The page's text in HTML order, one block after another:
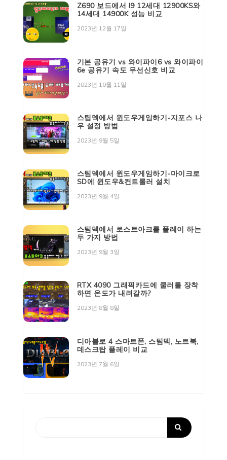
Z690 보드에서 I9 12세대 12900KS와
14세대 14900K 성능 비교
2023년 12월 17일
기본 공유기 vs 와이파이6 vs 와이파이
6e 공유기 속도 무선신호 비교
2023년 10월 11일
스팀덱에서 윈도우게임하기-지포스 나
우 설정 방법
2023년 9월 5일
스팀덱에서 윈도우게임하기-마이크로
SD에 윈도우&컨트롤러 설치
2023년 9월 4일
스팀덱에서 로스트아크를 플레이 하는
두 가지 방법
2023년 9월 3일
RTX 4090 그래픽카드에 쿨러를 장착
하면 온도가 내려갈까?
2023년 8월 8일
디아블로 4 스마트폰, 스팀덱, 노트북,
데스크탑 플레이 비교
2023년 7월 6일